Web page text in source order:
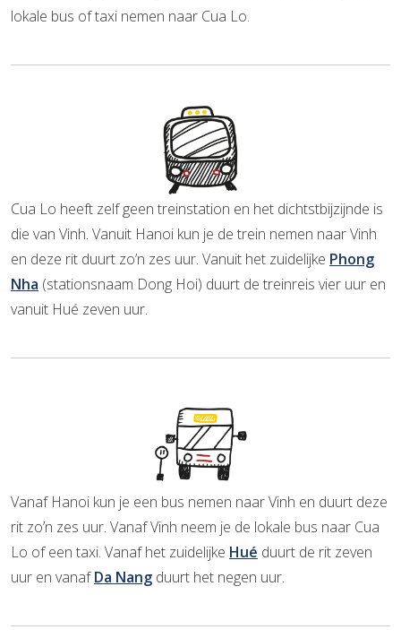
lokale bus of taxi nemen naar Cua Lo.
Cua Lo heeft zelf geen treinstation en het dichtstbijzijnde is
die van Vinh. Vanuit Hanoi kun je de trein nemen naar Vinh
en deze rit duurt zo’n zes uur. Vanuit het zuidelijke Phong
Nha (stationsnaam Dong Hoi) duurt de treinreis vier uur en
vanuit Hué zeven uur.
Vanaf Hanoi kun je een bus nemen naar Vinh en duurt deze
rit zo’n zes uur. Vanaf Vinh neem je de lokale bus naar Cua
Lo of een taxi. Vanaf het zuidelijke Hué duurt de rit zeven
uur en vanafDa Nang duurt het negen uur.